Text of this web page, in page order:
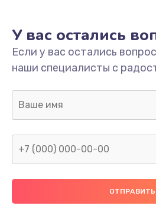
У вас остались
Если у вас остались
наши специалисты с